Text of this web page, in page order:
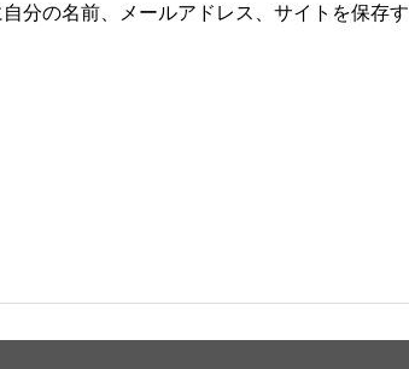
分の名前、メールアドレス、サイトを保存す